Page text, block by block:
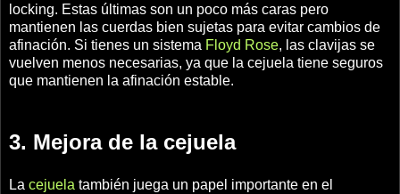
locking. Estas últimas son un poco más caras pero
mantienen las cuerdas bien sujetas para evitar cambios de
afinación. Si tienes un sistema Floyd Rose, las clavijas se
vuelven menos necesarias, ya que la cejuela tiene seguros
que mantienen la afinación estable.
3. Mejora de la cejuela
La cejuela también juega un papel importante en el